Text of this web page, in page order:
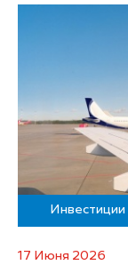
Инвестиции
17 Июня 2026